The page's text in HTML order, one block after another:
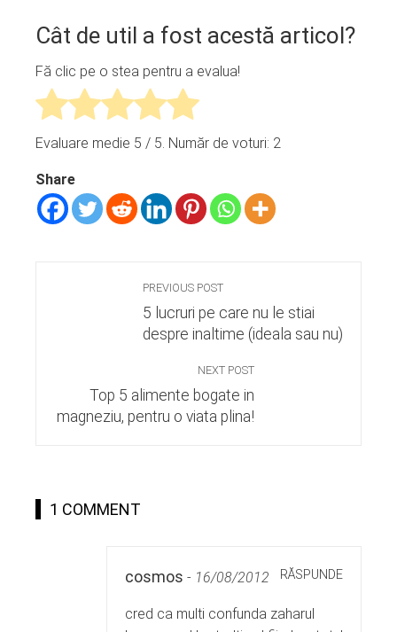
Cât de util a fost acestă articol?
Fă clic pe o stea pentru a evalua!
Evaluare medie 5 / 5. Număr de voturi: 2
Share
PREVIOUS POST
5 lucruri pe care nu le stiai
despre inaltime (ideala sau nu)
NEXT POST
Top 5 alimente bogate in
magneziu, pentru o viata plina!
1 COMMENT
cosmos - 16/08/2012 RĂSPUNDE
cred ca multi confunda zaharul